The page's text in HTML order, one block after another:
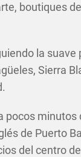
boutiques
la
Sierra
pocos minutos
de Puerto
del centro